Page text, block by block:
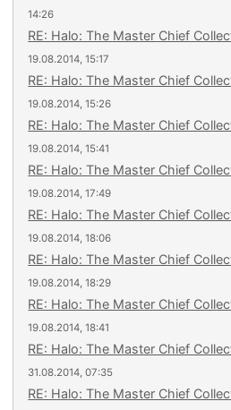
14:26
RE: Halo: The Master Chief
19.08.2014, 15:17
RE: Halo: The Master Chief
19.08.2014, 15:26
RE: Halo: The Master Chief
19.08.2014, 15:41
RE: Halo: The Master Chief
19.08.2014, 17:49
RE: Halo: The Master Chief
19.08.2014, 18:06
RE: Halo: The Master Chief
19.08.2014, 18:29
RE: Halo: The Master Chief
19.08.2014, 18:41
RE: Halo: The Master Chief
31.08.2014, 07:35
RE: Halo: The Master Chief